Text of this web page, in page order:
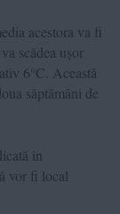
acestora va fi
scădea ușor
6°C. Această
săptămâni de
în
vor fi local